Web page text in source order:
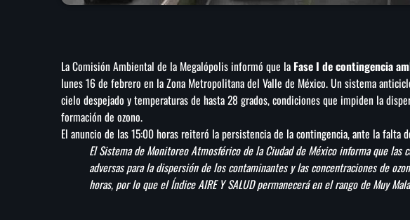
La Comisión Ambiental de la Megalópolis informó que la Fase I de contingencia
lunes 16 de febrero en la Zona Metropolitana del Valle de México. Un sistema
cielo despejado y temperaturas de hasta 28 grados, condiciones que impiden la
formación de ozono.
El anuncio de las 15:00 horas reiteró la persistencia de la contingencia, ante la falta
El Sistema de Monitoreo Atmosférico de la Ciudad de México informa que las
adversas para la dispersión de los contaminantes y las concentraciones de
horas, por lo que el Índice AIRE Y SALUD permanecerá en el rango de Muy